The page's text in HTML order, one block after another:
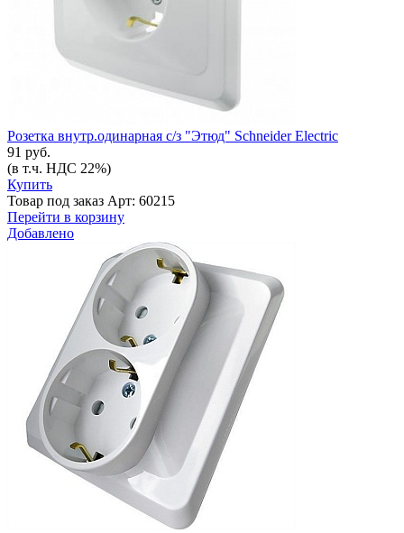
Розетка внутр.одинарная с/з "Этюд" Schneider Electric
91 руб.
(в т.ч. НДС 22%)
Купить
Товар под заказ Арт: 60215
Перейти в корзину
Добавлено